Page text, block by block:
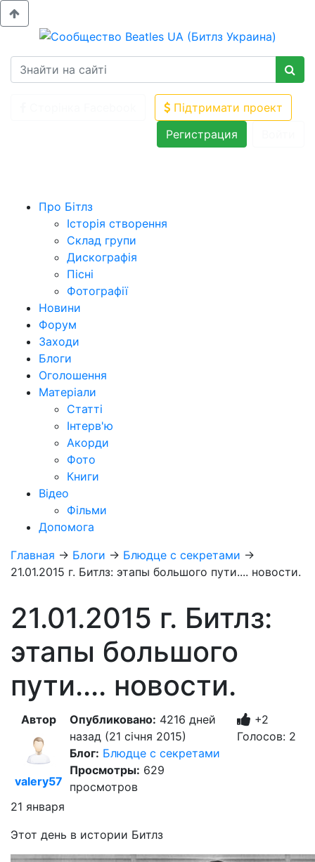
Підтримати проект
Регистрация
Про Бітлз
Історія створення
Склад групи
Дискографія
Пісні
Фотографії
Новини
Форум
Заходи
Блоги
Оголошення
Матеріали
Статті
Інтерв'ю
Акорди
Фото
Книги
Відео
Фільми
Допомога
Главная → Блоги → Блюдце с секретами →
21.01.2015 г. Битлз: этапы большого пути.... новости.
21.01.2015 г. Битлз:
этапы большого
пути.... новости.
Автор
valery57
Опубликовано: 4216 дней
назад (21 січня 2015)
Блог: Блюдце с секретами
Просмотры: 629
просмотров
+2
Голосов: 2
21 января
Этот день в истории Битлз